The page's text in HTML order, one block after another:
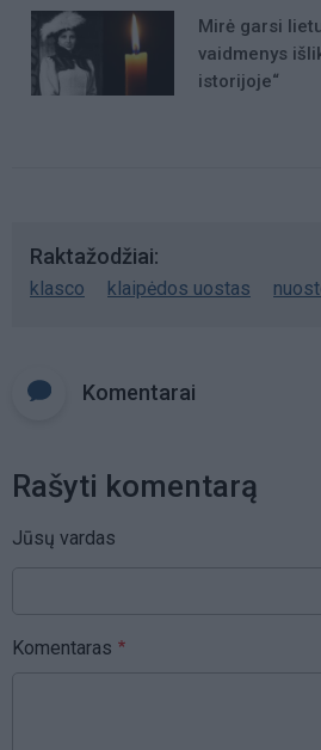
Mirė garsi
vaidmenys
istorijoje“
Raktažodžiai
klasco klaipėdos uostas
Komentarai
Rašyti komentarą
Jūsų vardas
Komentaras